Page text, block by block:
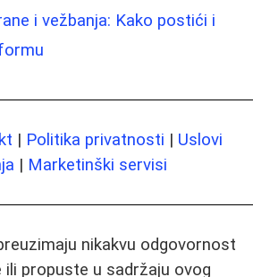
i vežbanja: Kako postići i
| Politika privatnosti | Uslovi
| Marketinški servisi
nikakvu odgovornost
ili propuste u sadržaju ovog